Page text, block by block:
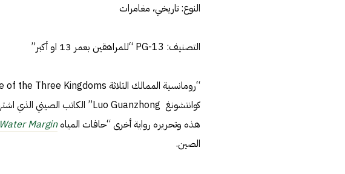
النوع: تاريخي، مغامرات
التصنيف: PG-13 “للمراهقين بعمر 13 او أكبر”
كوانتشونغ Luo Guanzhong” الكاتب الصيني الذي اشتهر بسبب روايته ”
هذه وتحريره رواية أخرى “حافات المياهWater Margin
الصين.